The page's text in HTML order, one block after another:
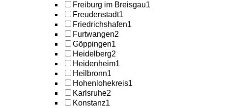
Freiburg im Breisgau1
Freudenstadt1
Friedrichshafen1
Furtwangen2
Göppingen1
Heidelberg2
Heidenheim1
Heilbronn1
Hohenlohekreis1
Karlsruhe2
Konstanz1